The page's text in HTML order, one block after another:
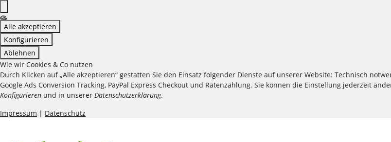
Alle akzeptieren
Konfigurieren
Ablehnen
Wie wir Cookies & Co nutzen
Durch Klicken auf „Alle akzeptieren“ gestatten Sie den Einsatz folgender Dienste auf unserer Website: Technisch
Google Ads Conversion Tracking, PayPal Express Checkout und Ratenzahlung. Sie können die Einstellung jederzeit
Konfigurieren und in unserer Datenschutzerklärung.
Impressum | Datenschutz